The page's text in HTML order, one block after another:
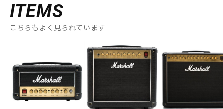
ITEMS
こちらもよく見られています